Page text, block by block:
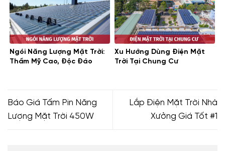
Ngói Năng Lượng Mặt Trời:
Thẩm Mỹ Cao, Độc Đáo
Xu Hướng Dùng Điện Mặt
Trời Tại Chung Cư
Báo Giá Tấm Pin Năng
Lượng Mặt Trời 450W
Lắp Điện Mặt Trời Nhà
Xưởng Giá Tốt #1